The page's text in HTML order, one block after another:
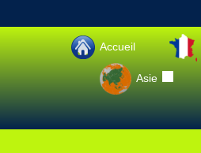
Accueil
Asie